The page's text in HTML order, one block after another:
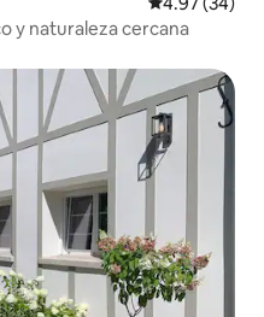
y naturaleza cercana
huéspedes